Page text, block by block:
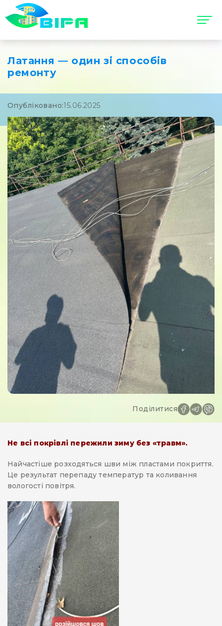
Латання — один зі способів
ремонту
Опубліковано:15.06.2025
Поділитися
Не всі покрівлі пережили зиму без «травм».
Найчастіше розходяться шви між пластами покриття.
Це результат перепаду температур та коливання
вологості повітря.